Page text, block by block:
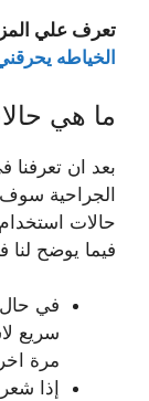
تعرف علي
الخياطه
ما هي
بعد ان تعرفنا
الجراحية
حالات
فيما يوضح لنا
في حال
سريع
مرة
إذا